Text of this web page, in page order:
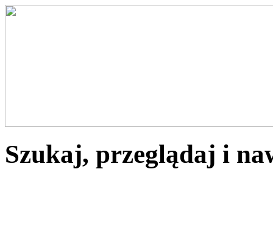
Szukaj, przeglądaj i